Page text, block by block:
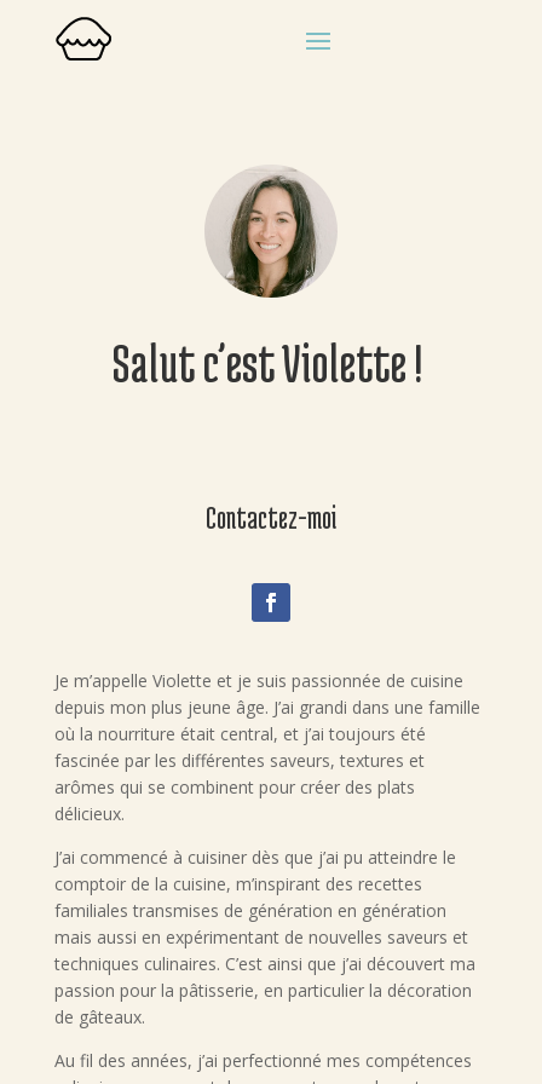
Salut c’est Violette !
Contactez-moi
Je m’appelle Violette et je suis passionnée de cuisine
depuis mon plus jeune âge. J’ai grandi dans une famille
où la nourriture était central, et j’ai toujours été
fascinée par les différentes saveurs, textures et
arômes qui se combinent pour créer des plats
délicieux.
J’ai commencé à cuisiner dès que j’ai pu atteindre le
comptoir de la cuisine, m’inspirant des recettes
familiales transmises de génération en génération
mais aussi en expérimentant de nouvelles saveurs et
techniques culinaires. C’est ainsi que j’ai découvert ma
passion pour la pâtisserie, en particulier la décoration
de gâteaux.
Au fil des années, j’ai perfectionné mes compétences